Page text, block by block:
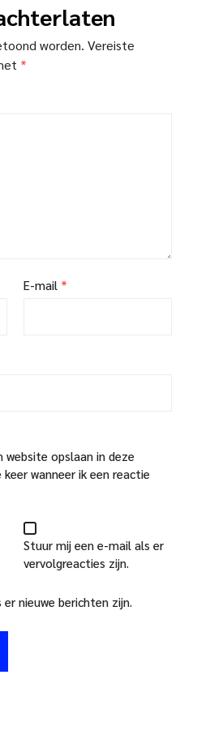
worden. Vereiste
*
E-mail *
website opslaan in deze
wanneer ik een reactie
Stuur mij een e-mail als er
vervolgreacties zijn.
nieuwe berichten zijn.